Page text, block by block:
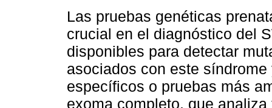
Las pruebas genéticas
crucial en el diagnóstico del
disponibles para detectar
asociados con este
específicos o pruebas más
exoma completo, que